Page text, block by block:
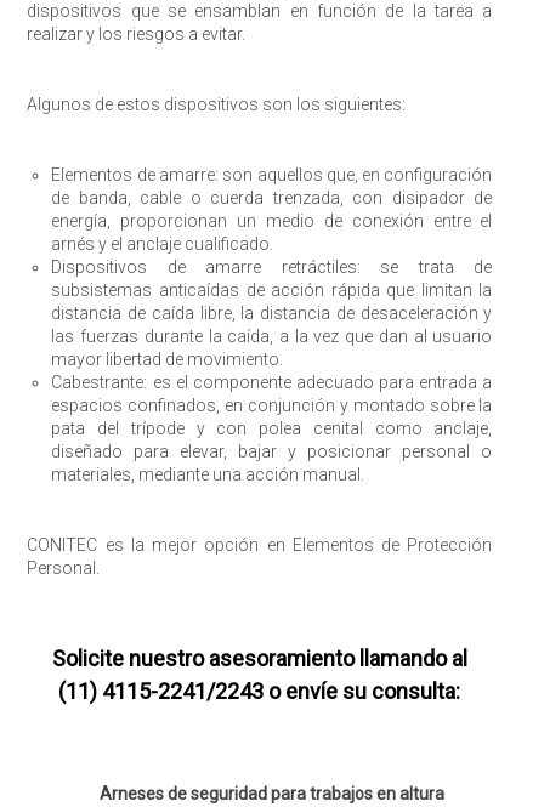
dispositivos que se ensamblan en función de la tarea a
realizar y los riesgos a evitar.
Algunos de estos dispositivos son los siguientes:
Elementos de amarre: son aquellos que, en configuración
de banda, cable o cuerda trenzada, con disipador de
energía, proporcionan un medio de conexión entre el
arnés y el anclaje cualificado.
Dispositivos de amarre retráctiles: se trata de
subsistemas anticaídas de acción rápida que limitan la
distancia de caída libre, la distancia de desaceleración y
las fuerzas durante la caída, a la vez que dan al usuario
mayor libertad de movimiento.
Cabestrante: es el componente adecuado para entrada a
espacios confinados, en conjunción y montado sobre la
pata del trípode y con polea cenital como anclaje,
diseñado para elevar, bajar y posicionar personal o
materiales, mediante una acción manual.
CONITEC es la mejor opción en Elementos de Protección
Personal.
Solicite nuestro asesoramiento llamando al
(11) 4115-2241/2243 o envíe su consulta:
Arneses de seguridad para trabajos en altura